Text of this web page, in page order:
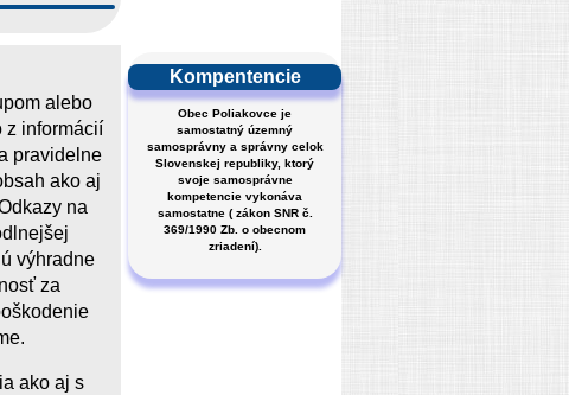
alebo
z informácií
pravidelne
ako aj
na
výhradne
za
ako aj s
Kompentencie
Obec Poliakovce je
samostatný územný
samosprávny a správny celok
Slovenskej republiky, ktorý
svoje samosprávne
kompetencie vykonáva
samostatne ( zákon SNR č.
369/1990 Zb. o obecnom
zriadení).